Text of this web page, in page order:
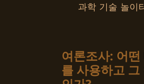
과학 기술 놀이
여론조사: 어
를 사용하고